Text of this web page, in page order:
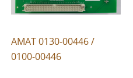
AMAT 0130-00446 /
0100-00446